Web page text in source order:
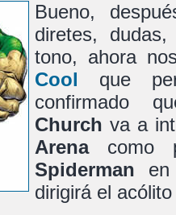
Bueno,
diretes,
tono, ahora
Cool que
confirmado
Church va a
Arenacomo
Spiderman en
dirigirá el